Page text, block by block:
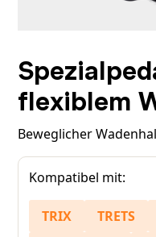
flexiblem
Beweglicher
Kompatibel mit:
TRIX TRETS